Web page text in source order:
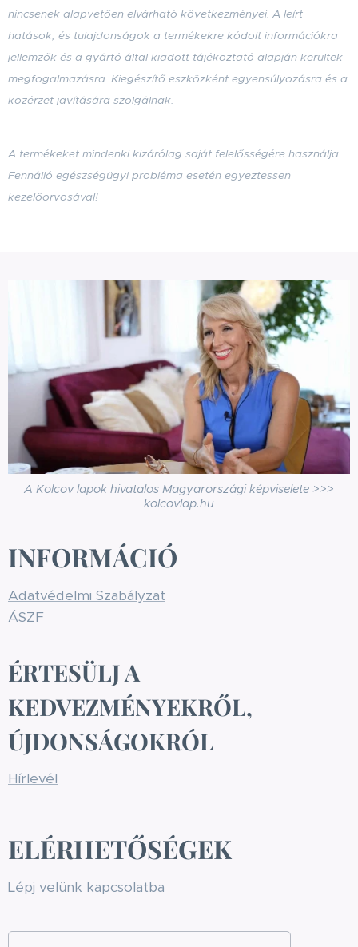
nincsenek alapvetően elvárható következményei. A leírt
hatások, és tulajdonságok a termékekre kódolt információkra
jellemzők és a gyártó által kiadott tájékoztató alapján kerültek
megfogalmazásra. Kiegészítő eszközként egyensúlyozásra és a
közérzet javítására szolgálnak.
A termékeket mindenki kizárólag saját felelősségére használja.
Fennálló egészségügyi probléma esetén egyeztessen
kezelőorvosával!
A Kolcov lapok hivatalos Magyarországi képviselete >>>
kolcovlap.hu
INFORMÁCIÓ
Adatvédelmi Szabályzat
ÁSZF
ÉRTESÜLJ A
KEDVEZMÉNYEKRŐL,
ÚJDONSÁGOKRÓL
Hírlevél
ELÉRHETŐSÉGEK
Lépj velünk kapcsolatba